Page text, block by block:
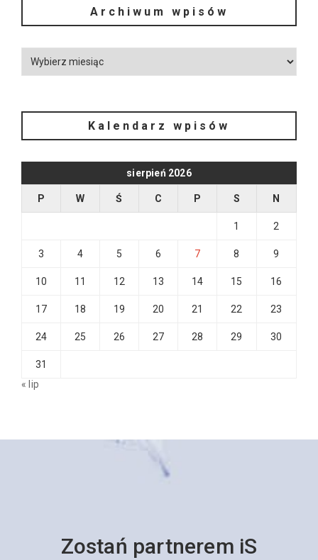
Archiwum wpisów
Kalendarz wpisów
sierpień 2026
P W Ś C P S N
1 2
3 4 5 6 7 8 9
10 11 12 13 14 15 16
17 18 19 20 21 22 23
24 25 26 27 28 29 30
31
« lip
Zostań partnerem iS